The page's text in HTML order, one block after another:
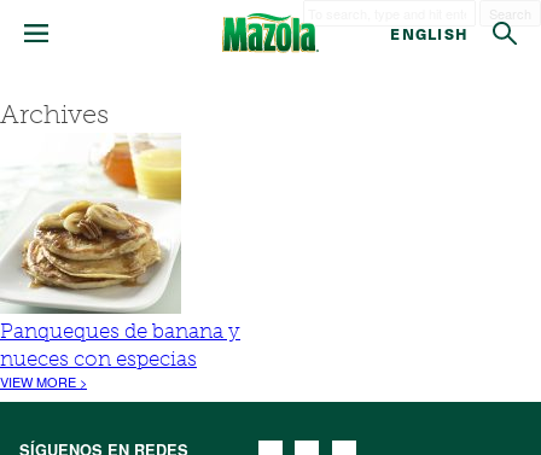
ENGLISH
Archives
Panqueques de banana y
nueces con especias
VIEW MORE >
SÍGUENOS EN REDES